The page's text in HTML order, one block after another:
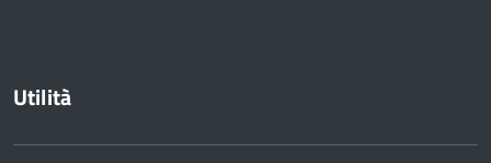
Utilità